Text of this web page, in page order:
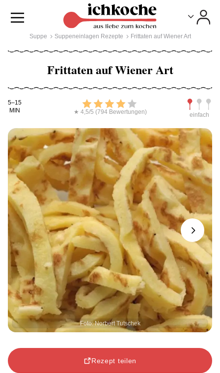
Suppe Suppeneinlagen Rezepte Frittaten auf Wiener Art
Frittaten auf Wiener Art
Kochdauer
5–15
MIN
Bewerten
★ 4,5/5 (794 Bewertungen) einfach
Foto: Norbert Tutschek
Next
Rezept teilen